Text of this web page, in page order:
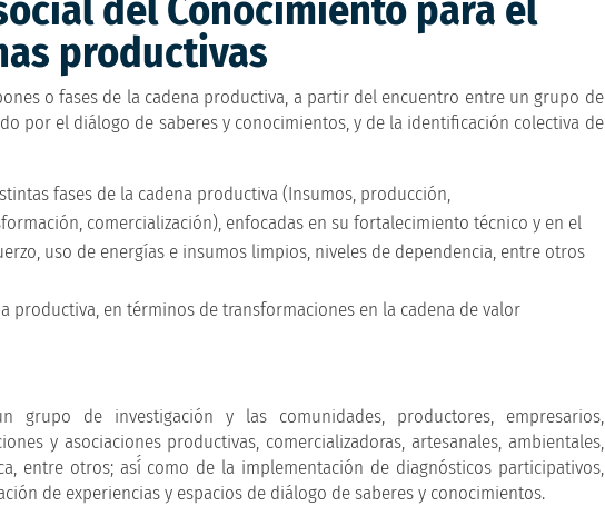
productivas
o fases de la cadena productiva, a partir del encuentro entre un grupo de
por el diálogo de saberes y conocimientos, y de la identificación colectiva de
fases de la cadena productiva (Insumos, producción,
comercialización), enfocadas en su fortalecimiento técnico y en el
uso de energías e insumos limpios, niveles de dependencia, entre otros
productiva, en términos de transformaciones en la cadena de valor
de investigación y las comunidades, productores, empresarios,
y asociaciones productivas, comercializadoras, artesanales, ambientales,
entre otros; así́ como de la implementación de diagnósticos participativos,
de experiencias y espacios de diálogo de saberes y conocimientos.